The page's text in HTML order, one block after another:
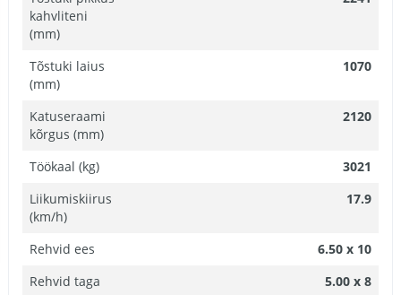
kahvliteni
(mm)
Tõstuki laius
(mm)
1070
Katuseraami
kõrgus (mm)
2120
Töökaal (kg)
3021
Liikumiskiirus
(km/h)
17.9
Rehvid ees
6.50 x 10
Rehvid taga
5.00 x 8